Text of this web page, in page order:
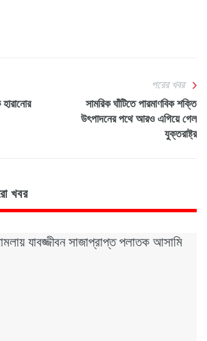
পরের খবর
সামরিক ঘাঁটিতে পারমাণবিক শক্তি
উৎপাদনের পথে আরও এগিয়ে গেল
যুক্তরাষ্ট্র
খবর